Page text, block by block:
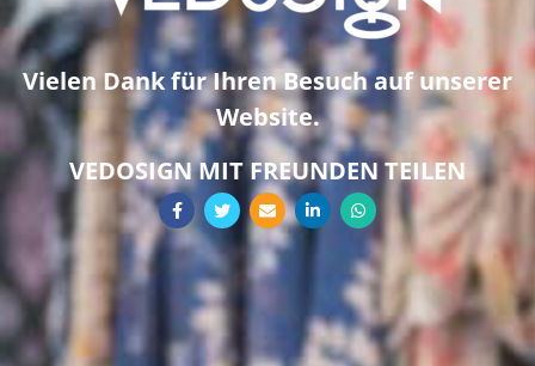
Vielen Dank für Ihren Besuch auf unserer
Website.
VEDOSIGN MIT FREUNDEN TEILEN